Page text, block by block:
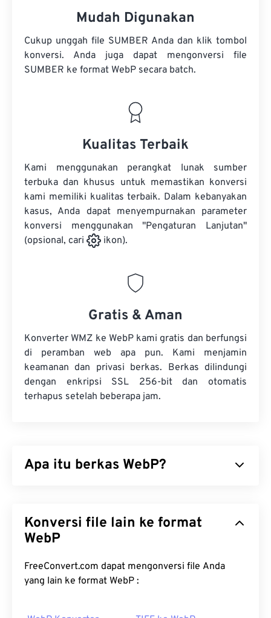
Mudah Digunakan
Cukup unggah file SUMBER Anda dan klik tombol
konversi. Anda juga dapat mengonversi file
SUMBER ke format WebP secara batch.
Kualitas Terbaik
Kami menggunakan perangkat lunak sumber
terbuka dan khusus untuk memastikan konversi
kami memiliki kualitas terbaik. Dalam kebanyakan
kasus, Anda dapat menyempurnakan parameter
konversi menggunakan "Pengaturan Lanjutan"
(opsional, cari
ikon).
Gratis & Aman
Konverter WMZ ke WebP kami gratis dan berfungsi
di peramban web apa pun. Kami menjamin
keamanan dan privasi berkas. Berkas dilindungi
dengan enkripsi SSL 256-bit dan otomatis
terhapus setelah beberapa jam.
Apa itu berkas WebP?
menghasilkan gambar yang ideal untuk halaman
web dan aplikasi seluler. Gambar WebP berukuran
(JPG)danPortable Network Graphics (PNG),
dengan kualitas visual yang serupa. Gambar WebP
Konversi file lain ke format
WebP
FreeConvert.com dapat mengonversi file Anda
yang lain ke format WebP :